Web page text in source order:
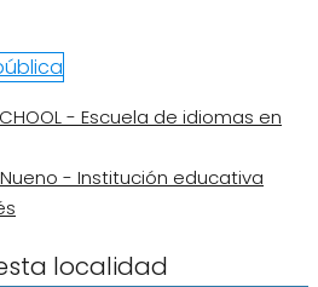
- Escuela de idiomas en
- Institución educativa
localidad